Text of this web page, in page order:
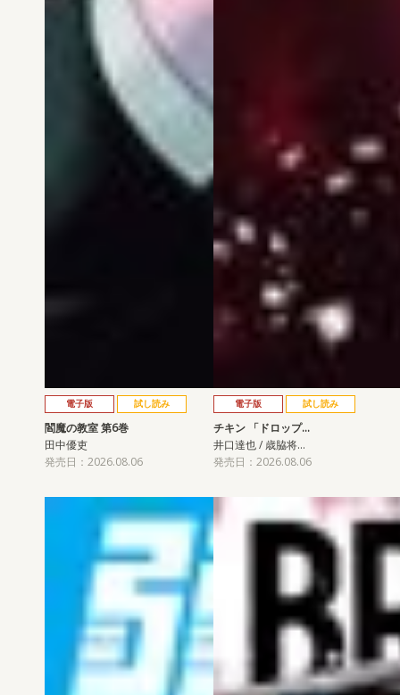
電子版 試し読み
閻魔の教室 第6巻
田中優吏
発売日：2026.08.06
電子版 試し読み
チキン 「ドロップ…
井口達也 / 歳脇将…
発売日：2026.08.06